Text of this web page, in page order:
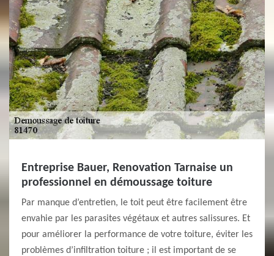
Entreprise Bauer, Renovation Tarnaise un
professionnel en démoussage toiture
Par manque d’entretien, le toit peut être facilement être
envahie par les parasites végétaux et autres salissures. Et
pour améliorer la performance de votre toiture, éviter les
problèmes d’infiltration toiture ; il est important de se